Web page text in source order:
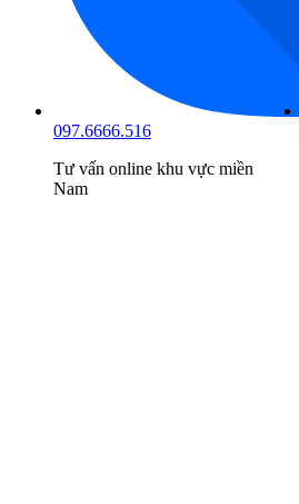
097.6666.516
Tư vấn online khu vực miền
Nam